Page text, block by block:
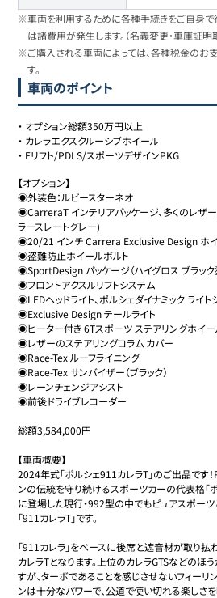
※車両を利用するために各種手続きをご自身で
は諸費用が発生します。（名義変更・車庫証明
※ご購入される車両によっては、各種税金のお
す。
車両のポイント
・ オプション総額350万円以上
・ カレラエクスクルーシブホイール
・ Fリフト/PDLS/スポーツデザインPKG
【オプション】
◉外装色：ルビースターネオ
◉CarreraT インテリアパッケージ、多くのレザー
ラースレートグレー)
◉20/21 インチ Carrera Exclusive Design ホ
◉盗難防止ホイールボルト
◉SportDesign パッケージ（ハイグロス ブラック
◉フロントアクスルリフトシステム
◉LEDヘッドライト、ポルシェダイナミック ライト
◉Exclusive Design テールライト
◉ヒーター付き 6Tスポーツ ステアリングホイ
◉レザーのステアリングコラム カバー
◉Race-Tex ルーフライニング
◉Race-Tex サンバイザー（ブラック）
◉レーンチェンジアシスト
◉前後ドライブレコーダー
総額3,584,000円
【車両概要】
2024年式「ポルシェ911カレラT」のご出品です
ンの伝統を守り続けるスポーツカーの代表格「
に登場した現行・992型の中でもピュアスポー
「911カレラT」です。
「911カレラ」をベースに後席と遮音材が取り払
カレラTとなります。上位のカレラGTSなどのほ
すが、ターボであることを感じさせないフィーリ
ンは十分なパワーで、公道で使い切れる楽しさを